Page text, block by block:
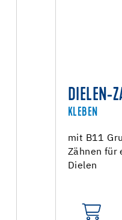
DIELEN-
KLEBEN
mit B11
Zähnen für
Dielen